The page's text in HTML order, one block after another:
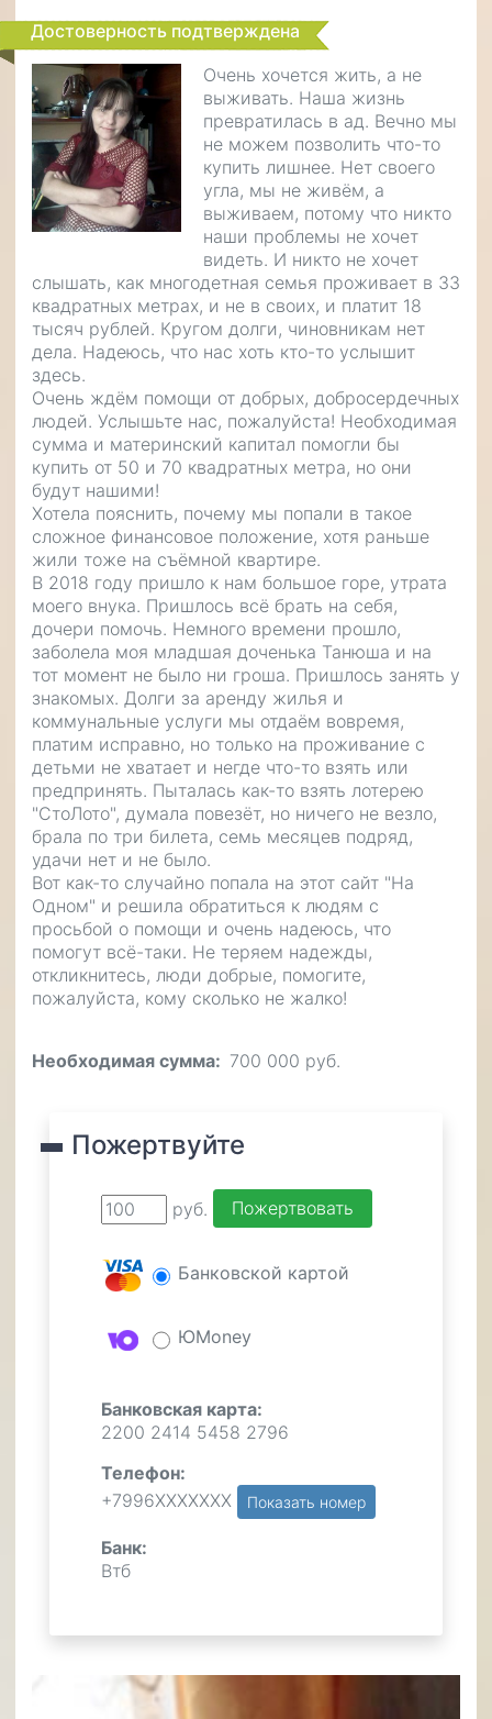
Достоверность подтверждена
Очень хочется жить, а не
выживать. Наша жизнь
превратилась в ад. Вечно мы
не можем позволить что-то
купить лишнее. Нет своего
угла, мы не живём, а
выживаем, потому что никто
наши проблемы не хочет
видеть. И никто не хочет
слышать, как многодетная семья проживает в 33
квадратных метрах, и не в своих, и платит 18
тысяч рублей. Кругом долги, чиновникам нет
дела. Надеюсь, что нас хоть кто-то услышит
здесь.
Очень ждём помощи от добрых, добросердечных
людей. Услышьте нас, пожалуйста! Необходимая
сумма и материнский капитал помогли бы
купить от 50 и 70 квадратных метра, но они
будут нашими!
Хотела пояснить, почему мы попали в такое
сложное финансовое положение, хотя раньше
жили тоже на съёмной квартире.
В 2018 году пришло к нам большое горе, утрата
моего внука. Пришлось всё брать на себя,
дочери помочь. Немного времени прошло,
заболела моя младшая доченька Танюша и на
тот момент не было ни гроша. Пришлось занять у
знакомых. Долги за аренду жилья и
коммунальные услуги мы отдаём вовремя,
платим исправно, но только на проживание с
детьми не хватает и негде что-то взять или
предпринять. Пыталась как-то взять лотерею
"СтоЛото", думала повезёт, но ничего не везло,
брала по три билета, семь месяцев подряд,
удачи нет и не было.
Вот как-то случайно попала на этот сайт "На
Одном" и решила обратиться к людям с
просьбой о помощи и очень надеюсь, что
помогут всё-таки. Не теряем надежды,
откликнитесь, люди добрые, помогите,
пожалуйста, кому сколько не жалко!
Необходимая сумма 700 000 руб.
Пожертвуйте
руб.
Банковской картой
ЮMoney
Банковская карта:
2200 2414 5458 2796
Телефон:
+7996ХХХХХХХ
Показать номер
Банк:
Втб